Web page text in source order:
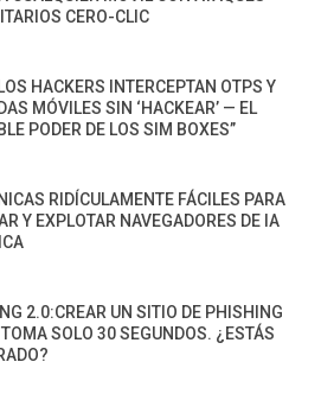
CERO-CLIC
HACKERS INTERCEPTAN OTPS Y
MÓVILES SIN ‘HACKEAR’ — EL
PODER DE LOS SIM BOXES”
RIDÍCULAMENTE FÁCILES PARA
Y EXPLOTAR NAVEGADORES DE IA
2.0:CREAR UN SITIO DE PHISHING
SOLO 30 SEGUNDOS. ¿ESTÁS